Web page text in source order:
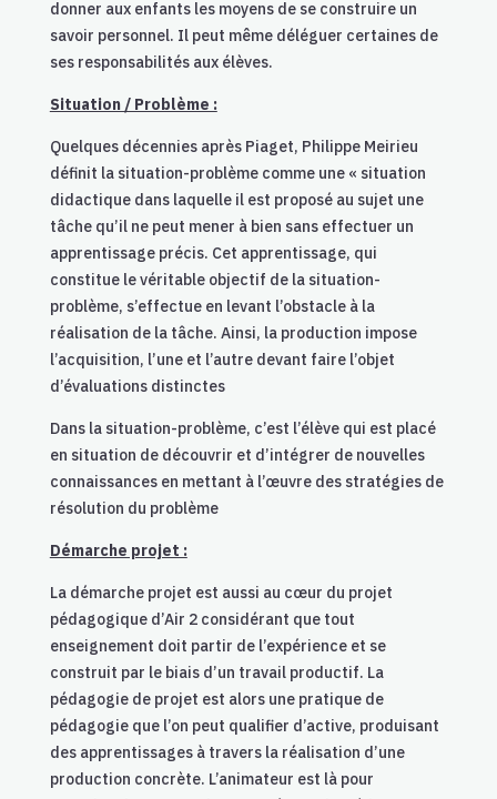
donner aux enfants les moyens de se construire un
savoir personnel. Il peut même déléguer certaines de
ses responsabilités aux élèves.
Situation / Problème :
Quelques décennies après Piaget, Philippe Meirieu
définit la situation-problème comme une « situation
didactique dans laquelle il est proposé au sujet une
tâche qu’il ne peut mener à bien sans effectuer un
apprentissage précis. Cet apprentissage, qui
constitue le véritable objectif de la situation-
problème, s’effectue en levant l’obstacle à la
réalisation de la tâche. Ainsi, la production impose
l’acquisition, l’une et l’autre devant faire l’objet
d’évaluations distinctes
Dans la situation-problème, c’est l’élève qui est placé
en situation de découvrir et d’intégrer de nouvelles
connaissances en mettant à l’œuvre des stratégies de
résolution du problème
Démarche projet :
La démarche projet est aussi au cœur du projet
pédagogique d’Air 2 considérant que tout
enseignement doit partir de l’expérience et se
construit par le biais d’un travail productif. La
pédagogie de projet est alors une pratique de
pédagogie que l’on peut qualifier d’active, produisant
des apprentissages à travers la réalisation d’une
production concrète. L’animateur est là pour